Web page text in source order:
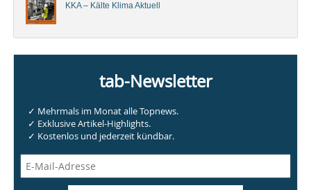
KKA – Kälte Klima Aktuell
tab-Newsletter
✓ Mehrmals im Monat alle Topnews.
✓ Exklusive Artikel-Highlights.
✓ Kostenlos und jederzeit kündbar.